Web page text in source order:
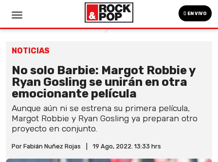
EN VIVO
NOTICIAS
No solo Barbie: Margot Robbie y
Ryan Gosling se unirán en otra
emocionante película
Aunque aún ni se estrena su primera película,
Margot Robbie y Ryan Gosling ya preparan otro
proyecto en conjunto.
Por Fabián Nuñez Rojas 19 Ago, 2022. 13:33 hrs